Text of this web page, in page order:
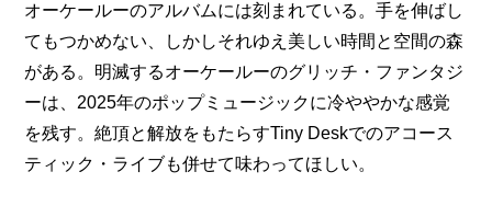
オーケールーのアルバムには刻まれている。手を伸ばし
てもつかめない、しかしそれゆえ美しい時間と空間の森
がある。明滅するオーケールーのグリッチ・ファンタジ
ーは、2025年のポップミュージックに冷ややかな感覚
を残す。絶頂と解放をもたらすTiny Deskでのアコース
ティック・ライブも併せて味わってほしい。